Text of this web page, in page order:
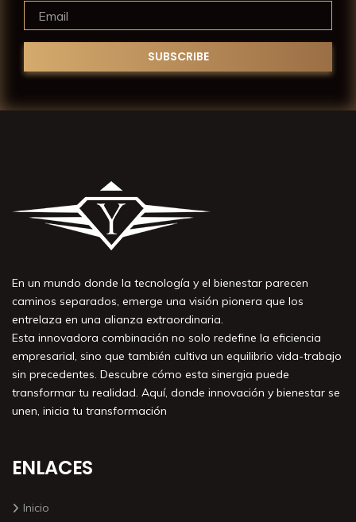
En un mundo donde la tecnología y el bienestar parecen
caminos separados, emerge una visión pionera que los
entrelaza en una alianza extraordinaria.
Esta innovadora combinación no solo redefine la eficiencia
empresarial, sino que también cultiva un equilibrio vida-trabajo
sin precedentes. Descubre cómo esta sinergia puede
transformar tu realidad. Aquí, donde innovación y bienestar se
unen, inicia tu transformación
ENLACES
Inicio